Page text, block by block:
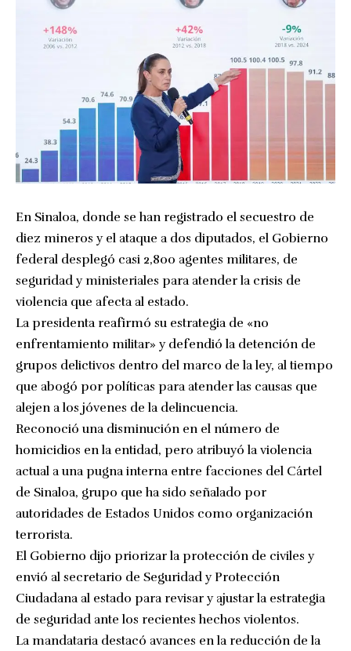
En Sinaloa, donde se han registrado el secuestro de
diez mineros y el ataque a dos diputados, el Gobierno
federal desplegó casi 2,800 agentes militares, de
seguridad y ministeriales para atender la crisis de
violencia que afecta al estado.
La presidenta reafirmó su estrategia de «no
enfrentamiento militar» y defendió la detención de
grupos delictivos dentro del marco de la ley, al tiempo
que abogó por políticas para atender las causas que
alejen a los jóvenes de la delincuencia.
Reconoció una disminución en el número de
homicidios en la entidad, pero atribuyó la violencia
actual a una pugna interna entre facciones del Cártel
de Sinaloa, grupo que ha sido señalado por
autoridades de Estados Unidos como organización
terrorista.
El Gobierno dijo priorizar la protección de civiles y
envió al secretario de Seguridad y Protección
Ciudadana al estado para revisar y ajustar la estrategia
de seguridad ante los recientes hechos violentos.
La mandataria destacó avances en la reducción de la